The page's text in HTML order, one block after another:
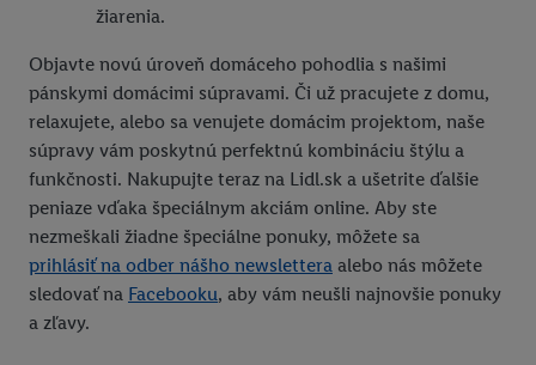
žiarenia.
Objavte novú úroveň domáceho pohodlia s našimi
pánskymi domácimi súpravami. Či už pracujete z domu,
relaxujete, alebo sa venujete domácim projektom, naše
súpravy vám poskytnú perfektnú kombináciu štýlu a
funkčnosti. Nakupujte teraz na Lidl.sk a ušetrite ďalšie
peniaze vďaka špeciálnym akciám online. Aby ste
nezmeškali žiadne špeciálne ponuky, môžete sa
prihlásiť na odber nášho newslettera alebo nás môžete
sledovať na Facebooku, aby vám neušli najnovšie ponuky
a zľavy.